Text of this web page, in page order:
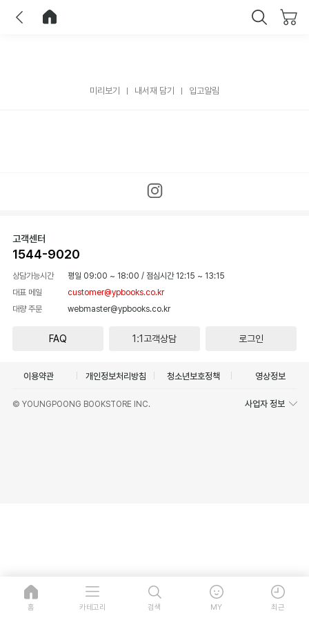
미리보기 내서재 담기 입고알림
고객센터
1544-9020
상담가능시간 평일 09:00 ~ 18:00 / 점심시간 12:15 ~ 13:15
대표 메일
customer@ypbooks.co.kr
대량 주문
webmaster@ypbooks.co.kr
FAQ 1:1고객상담 로그인
이용약관 개인정보처리방침 청소년보호정책 영상정보
© YOUNGPOONG BOOKSTORE INC. 사업자 정보
홈 카테고리 검색 MY 최근